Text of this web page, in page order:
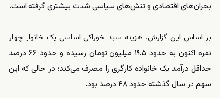
بحران‌های اقتصادی و تنش‌های سیاسی شدت بیشتری گرفته است.
بر اساس این گزارش، هزینه سبد خوراکی اساسی یک خانوار چهار
نفره اکنون به حدود ۱۹.۵ میلیون تومان رسیده و حدود ۶۶ درصد
حداقل درآمد یک خانواده کارگری را مصرف می‌کند؛ در حالی که این
سهم در سال گذشته حدود ۴۸ درصد بود.